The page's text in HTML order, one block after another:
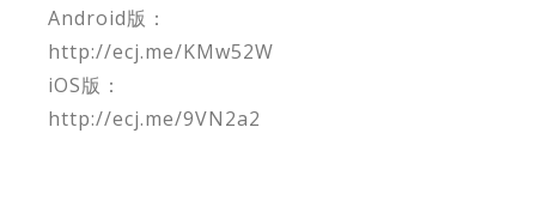
Android版：
http://ecj.me/KMw52W
iOS版：
http://ecj.me/9VN2a2